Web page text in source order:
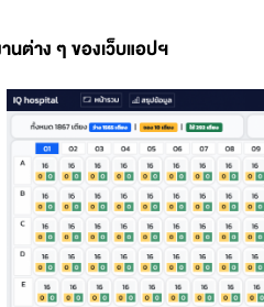
นต่าง ๆ ของเว็บแอปฯ